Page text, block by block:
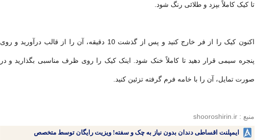
تا كیک كاملاً بپزد و طلائی رنگ شود.
اكنون كیک را از فر خارج كنید و پس از گذشت 10 دقیقه، آن را از قالب درآورید و روی
پنجره سیمی قرار دهید تا كاملاً خنک شود. اینک كیک را روی ظرف مناسبی بگذارید و در
صورت تمایل، آن را با خامه فرم گرفته تزئین كنید.
منبع : shooroshirin.ir
ایمپلنت اقساطی دندان بدون نیاز به چک و سفته! ویزیت رایگان توسط متخصص